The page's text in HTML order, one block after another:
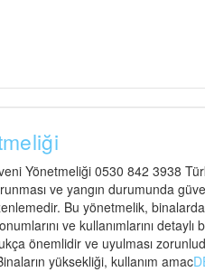
Yönetmeliği 0530 842 3938
ve yangın durumunda
Bu yönetmelik,
ve kullanımlarını
önemlidir ve uyulması
yüksekliği, kullanım amac